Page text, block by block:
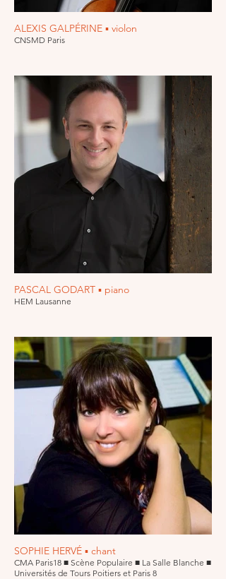
ALEXIS GALPÉRINE ▪ violon
CNSMD Paris
PASCAL GODART ▪ piano
HEM Lausanne
SOPHIE HERVÉ ▪ chant
CMA Paris18 ■ Scène Populaire ■ La Salle Blanche ■
Universités de Tours Poitiers et Paris 8